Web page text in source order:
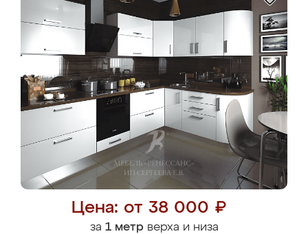
Цена: от 38 000 ₽
за 1 метрверха и низа